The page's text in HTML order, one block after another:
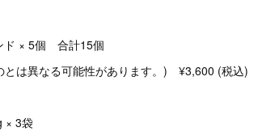
ド × 5個 合計15個
は異なる可能性があります。) ¥3,600 (税込)
× 3袋